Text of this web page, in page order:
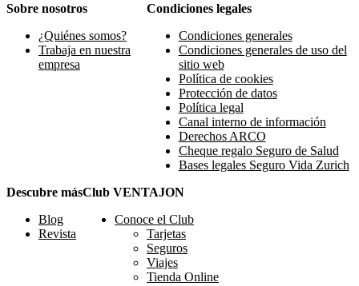
Sobre nosotros
¿Quiénes somos?
Trabaja en nuestra
empresa
Condiciones legales
Condiciones generales
Condiciones generales de uso del
sitio web
Política de cookies
Protección de datos
Política legal
Canal interno de información
Derechos ARCO
Cheque regalo Seguro de Salud
Bases legales Seguro Vida Zurich
Descubre más
Blog
Revista
Club VENTAJON
Conoce el Club
Tarjetas
Seguros
Viajes
Tienda Online